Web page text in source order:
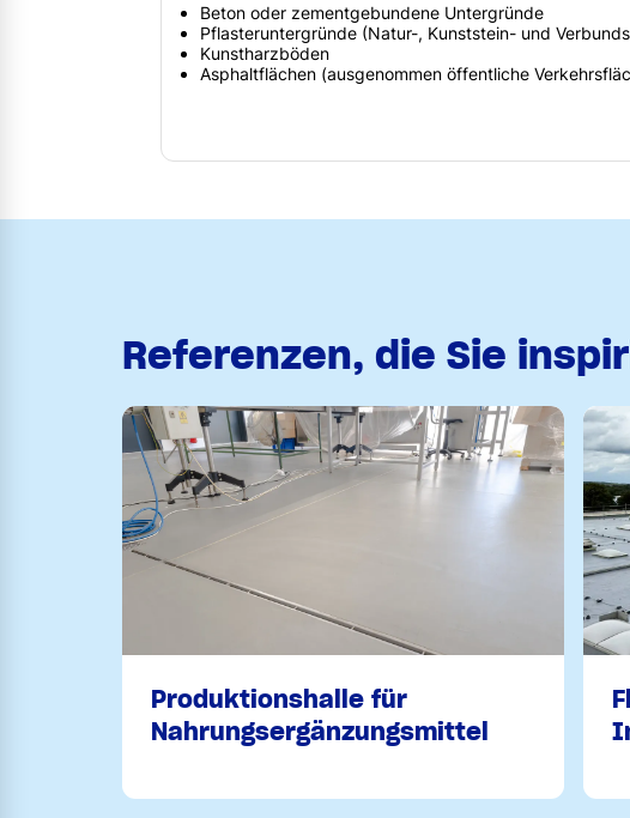
Beton oder zementgebundene Untergründe
Pflasteruntergründe (Natur-, Kunststein- und
Kunstharzböden
Asphaltflächen (ausgenommen öffentliche
Referenzen, die Sie
Produktionshalle für
Nahrungsergänzungsmittel